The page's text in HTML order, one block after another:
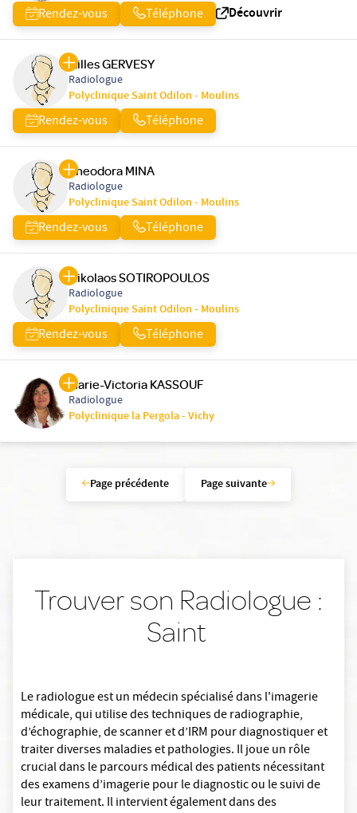
Rendez-vous Téléphone Découvrir
Gilles GERVESY
Radiologue
Polyclinique Saint Odilon - Moulins
Rendez-vous Téléphone
Theodora MINA
Radiologue
Polyclinique Saint Odilon - Moulins
Rendez-vous Téléphone
Nikolaos SOTIROPOULOS
Radiologue
Polyclinique Saint Odilon - Moulins
Rendez-vous Téléphone
Marie-Victoria KASSOUF
Radiologue
Polyclinique la Pergola - Vichy
Page précédente Page suivante
Trouver son Radiologue :
Saint
Le radiologue est un médecin spécialisé dans l'imagerie
médicale, qui utilise des techniques de radiographie,
d’échographie, de scanner et d’IRM pour diagnostiquer et
traiter diverses maladies et pathologies. Il joue un rôle
crucial dans le parcours médical des patients nécessitant
des examens d’imagerie pour le diagnostic ou le suivi de
leur traitement. Il intervient également dans des